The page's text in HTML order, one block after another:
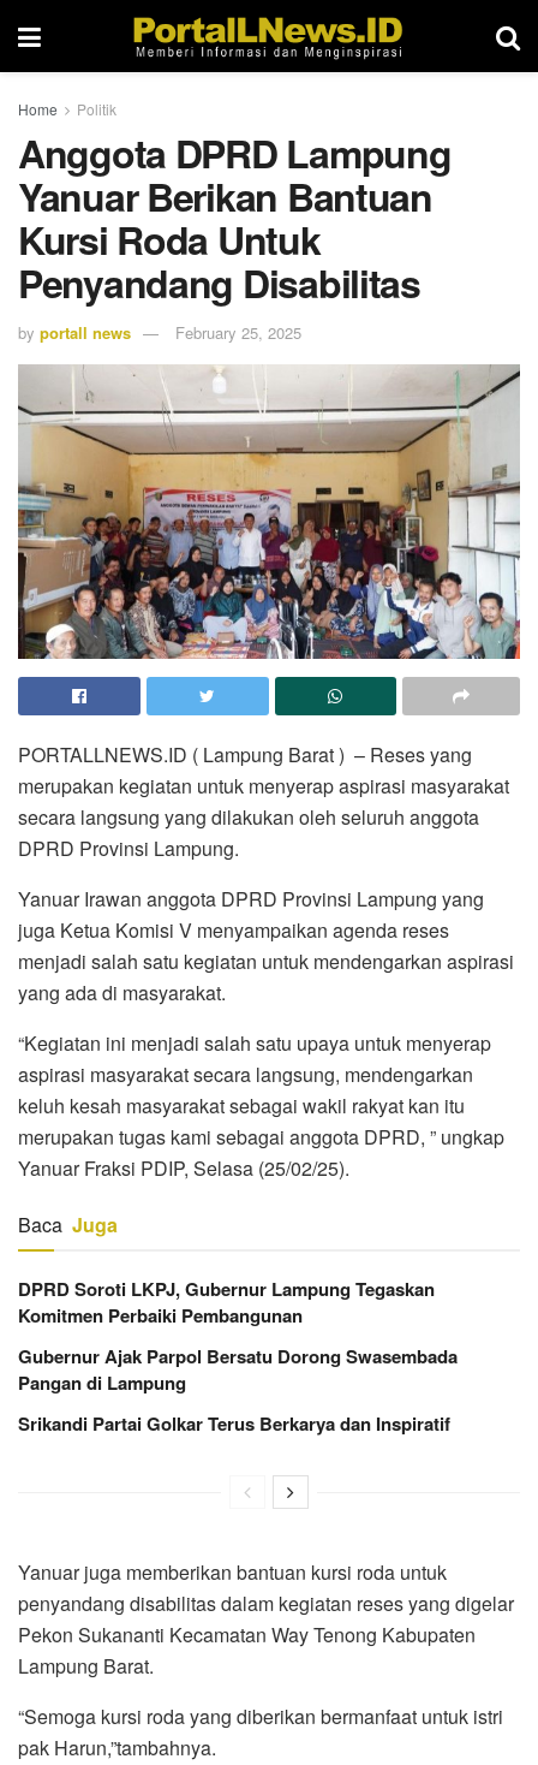
Home Politik
Anggota DPRD Lampung
Yanuar Berikan Bantuan
Kursi Roda Untuk
Penyandang Disabilitas
by portall news February 25, 2025
PORTALLNEWS.ID ( Lampung Barat ) – Reses yang
merupakan kegiatan untuk menyerap aspirasi masyarakat
secara langsung yang dilakukan oleh seluruh anggota
DPRD Provinsi Lampung.
Yanuar Irawan anggota DPRD Provinsi Lampung yang
juga Ketua Komisi V menyampaikan agenda reses
menjadi salah satu kegiatan untuk mendengarkan aspirasi
yang ada di masyarakat.
“Kegiatan ini menjadi salah satu upaya untuk menyerap
aspirasi masyarakat secara langsung, mendengarkan
keluh kesah masyarakat sebagai wakil rakyat kan itu
merupakan tugas kami sebagai anggota DPRD, ” ungkap
Yanuar Fraksi PDIP, Selasa (25/02/25).
Baca Juga
DPRD Soroti LKPJ, Gubernur Lampung Tegaskan
Komitmen Perbaiki Pembangunan
Gubernur Ajak Parpol Bersatu Dorong Swasembada
Pangan di Lampung
Srikandi Partai Golkar Terus Berkarya dan Inspiratif
Yanuar juga memberikan bantuan kursi roda untuk
penyandang disabilitas dalam kegiatan reses yang digelar
Pekon Sukananti Kecamatan Way Tenong Kabupaten
Lampung Barat.
“Semoga kursi roda yang diberikan bermanfaat untuk istri
pak Harun,”tambahnya.